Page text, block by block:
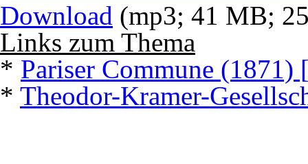
Download (mp3; 41 MB;
Links zum Thema
* Pariser Commune (1871)
* Theodor-Kramer-